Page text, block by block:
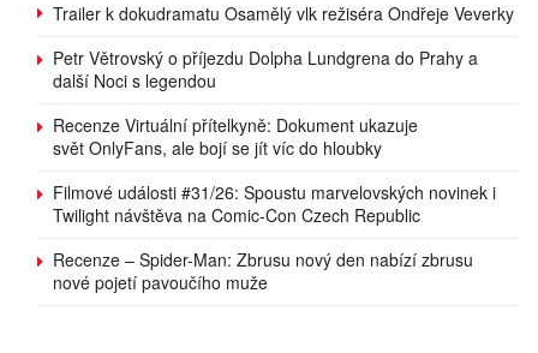
Trailer k dokudramatu Osamělý vlk režiséra Ondřeje Veverky
Petr Větrovský o příjezdu Dolpha Lundgrena do Prahy a
další Noci s legendou
Recenze Virtuální přítelkyně: Dokument ukazuje
svět OnlyFans, ale bojí se jít víc do hloubky
Filmové události #31/26: Spoustu marvelovských novinek i
Twilight návštěva na Comic-Con Czech Republic
Recenze – Spider-Man: Zbrusu nový den nabízí zbrusu
nové pojetí pavoučího muže